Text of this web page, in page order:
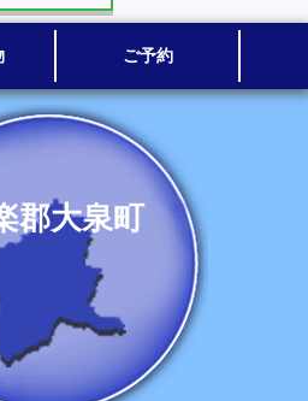
ご予約
郡大泉町